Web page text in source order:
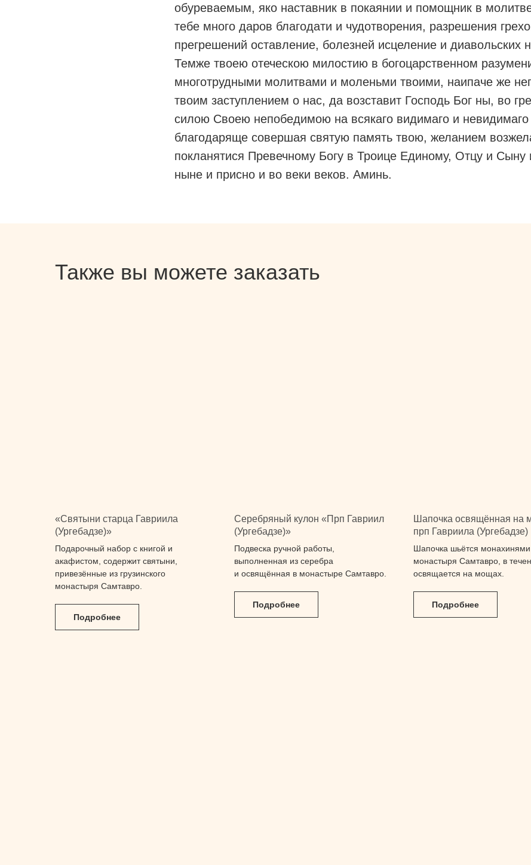
обуреваемым, яко наставник в покаянии и помощник в
тебе много даров благодати и чудотворения, разрешения
прегрешений оставление, болезней исцеление и диавольских
Темже твоею отеческою милостию в богоцарственном
многотрудными молитвами и моленьми твоими, наипаче же
твоим заступлением о нас, да возставит Господь Бог ны, во
силою Своею непобедимою на всякаго видимаго и
благодаряще совершая святую память твою, желанием
покланятися Превечному Богу в Троице Единому, Отцу и Сыну
ныне и присно и во веки веков. Аминь.
Также вы можете заказать
«Святыни старца Гавриила
(Ургебадзе)»
Подарочный набор с книгой и
акафистом, содержит святыни,
привезённые из грузинского
монастыря Самтавро.
Подробнее
Серебряный кулон «Прп Гавриил
(Ургебадзе)»
Подвеска ручной работы,
выполненная из серебра
и освящённая в монастыре Самтавро.
Подробнее
Шапочка освящённая на
прп Гавриила (Ургебадзе)
Шапочка шьётся монахинями
монастыря Самтавро, в
освящается на мощах.
Подробнее